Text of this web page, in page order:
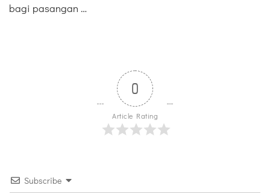
bagi pasangan …
0
Article Rating
Subscribe